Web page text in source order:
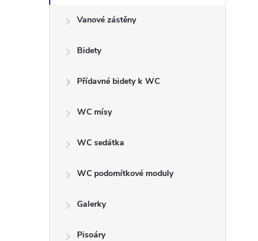
Vanové zástěny
Bidety
Přídavné bidety k WC
WC mísy
WC sedátka
WC podomítkové moduly
Galerky
Pisoáry